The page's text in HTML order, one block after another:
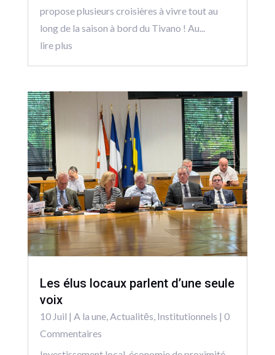
propose plusieurs croisières à vivre tout au
long de la saison à bord du Tivano ! Au...
lire plus
Les élus locaux parlent d’une seule
voix
10 Juil | A la une, Actualitēs Institutionnels | 0
Commentaires